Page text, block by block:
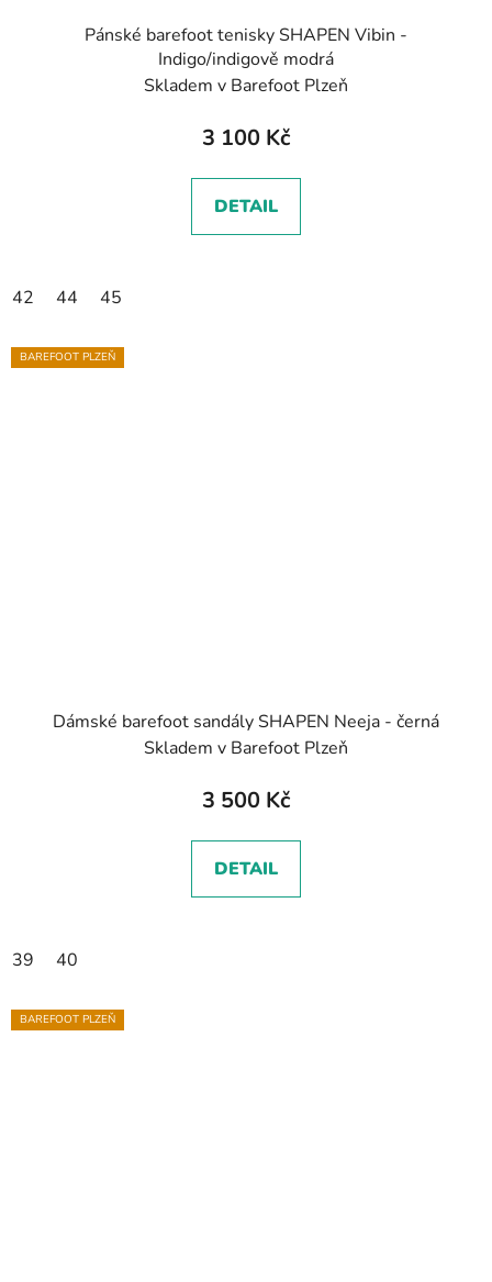
Pánské barefoot tenisky SHAPEN Vibin -
Indigo/indigově modrá
Skladem v Barefoot Plzeň
3 100 Kč
DETAIL
42 44 45
BAREFOOT PLZEŇ
Dámské barefoot sandály SHAPEN Neeja - černá
Skladem v Barefoot Plzeň
3 500 Kč
DETAIL
39 40
BAREFOOT PLZEŇ